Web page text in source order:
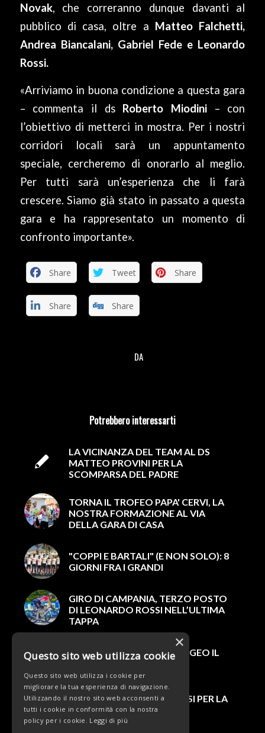
Novak, che correranno dunque davanti al
pubblico di casa, oltre a Matteo Falchetti,
Andrea Biancalani, Gabriel Fede e Leonardo
Rossi.
«Arriviamo in buona condizione a questa gara
– commenta il ds Roberto Miodini – con
l’obiettivo di metterci in mostra. Per i nostri
corridori locali sarà un appuntamento
speciale, cercheremo di onorarlo al meglio.
Per tutti sarà un’esperienza che li farà
crescere. Siamo già stato in passato a questa
gara e ha rappresentato un momento di
confronto importante».
Share Tweet Share
Share Share
DA
Potrebbero interessarti
LA VICINANZA DEL TEAM AL DS
MATTEO PROVINI PER LA
SCOMPARSA DEL PADRE
TORNA IL TROFEO PAPA' CERVI, LA
NOSTRA FORMAZIONE AL VIA
DELLA GARA DI CASA
"COPPI E BARTALI" (E NON SOLO): 8
GIORNI FRA I GRANDI
GIRO DI CAMPANIA, TERZO POSTO
DI LEONARDO ROSSI NELL’ULTIMA
TAPPA
SABATO ALLA COPPA SAN GEO IL
DEBUTTO STAGIONALE
INGAGGIATO NICOLA ROSSI PER LA
STAGIONE 2022
×
Questo sito web utilizza cookie
Questo sito web utilizza i cookie per
migliorare la tua esperienza di navigazione.
Utilizzando il nostro sito web acconsenti a
tutti i cookie in conformità con la nostra
policy per i cookie. Leggi di più